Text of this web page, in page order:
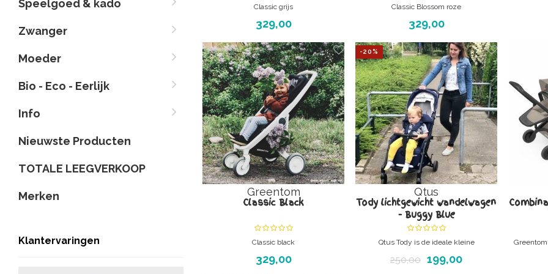
Speelgoed & kado
Zwanger
Moeder
Bio - Eco - Eerlijk
Info
Nieuwste Producten
TOTALE LEEGVERKOOP
Merken
Klantervaringen
Classic grijs
Lichtgewicht Buggy
Groen en zorgeloos.
The first green stroller on Planet Earth.
Je krijgt het frame, de zitting, de bumper,
de kap en de boodschappenmand thuis en
rolt er zo mee weg. Echt. Het is
kinderspel.
329,00
Classic Blossom roze
Lichtgewicht Buggy
Groen en zorgeloos.
The first green stroller on Planet Earth.
Je krijgt het frame, de zitting, de bumper,
de kap en de boodschappenmand thuis en
rolt er zo mee weg. Echt. Het is
kinderspel.
329,00
The first
Je krijgt
de kap en
rolt
Greentom
Classic Black
Classic black
Lichtgewicht Buggy
Groen en zorgeloos.
329,00
-20%
Qtus
Tody lichtgewicht wandelwagen
- Buggy Blue
Qtus Tody is de ideale kleine
wandelwagen. Lichtgewicht, gemakkelijk
op te vouwen en zeer comfortabel voor je
250,00 199,00